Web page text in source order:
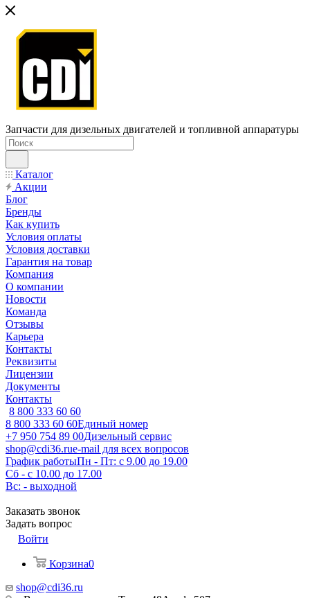
Запчасти для дизельных двигателей и топливной аппаратуры
Каталог
Акции
Блог
Бренды
Как купить
Условия оплаты
Условия доставки
Гарантия на товар
Компания
О компании
Новости
Команда
Отзывы
Карьера
Контакты
Реквизиты
Лицензии
Документы
Контакты
8 800 333 60 60
8 800 333 60 60Единый номер
+7 950 754 89 00Дизельный сервис
shop@cdi36.rue-mail для всех вопросов
График работыПн - Пт: с 9.00 до 19.00
Сб - с 10.00 до 17.00
Вс: - выходной
Заказать звонок
Задать вопрос
Войти
Корзина0
shop@cdi36.ru